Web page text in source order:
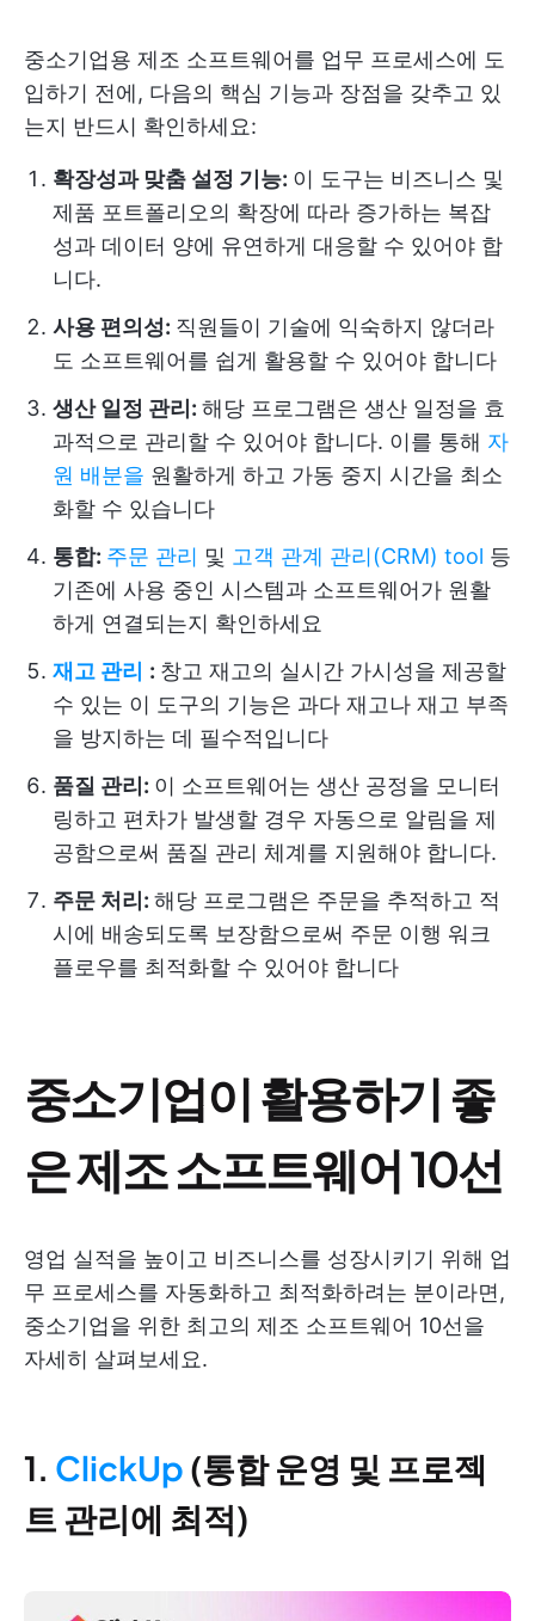
중소기업용 제조 소프트웨어를 업무 프로세스에 도
입하기 전에, 다음의 핵심 기능과 장점을 갖추고 있
는지 반드시 확인하세요:
확장성과 맞춤 설정 기능: 이 도구는 비즈니스 및
제품 포트폴리오의 확장에 따라 증가하는 복잡
성과 데이터 양에 유연하게 대응할 수 있어야 합
니다.
사용 편의성: 직원들이 기술에 익숙하지 않더라
도 소프트웨어를 쉽게 활용할 수 있어야 합니다
생산 일정 관리: 해당 프로그램은 생산 일정을 효
과적으로 관리할 수 있어야 합니다. 이를 통해 자
원 배분을 원활하게 하고 가동 중지 시간을 최소
화할 수 있습니다
통합: 주문 관리 및 고객 관계 관리(CRM) tool 등
기존에 사용 중인 시스템과 소프트웨어가 원활
하게 연결되는지 확인하세요
재고 관리 : 창고 재고의 실시간 가시성을 제공할
수 있는 이 도구의 기능은 과다 재고나 재고 부족
을 방지하는 데 필수적입니다
품질 관리: 이 소프트웨어는 생산 공정을 모니터
링하고 편차가 발생할 경우 자동으로 알림을 제
공함으로써 품질 관리 체계를 지원해야 합니다.
주문 처리: 해당 프로그램은 주문을 추적하고 적
시에 배송되도록 보장함으로써 주문 이행 워크
플로우를 최적화할 수 있어야 합니다
중소기업이 활용하기 좋
은 제조 소프트웨어 10선
영업 실적을 높이고 비즈니스를 성장시키기 위해 업
무 프로세스를 자동화하고 최적화하려는 분이라면,
중소기업을 위한 최고의 제조 소프트웨어 10선을
자세히 살펴보세요.
1. ClickUp (통합 운영 및 프로젝
트 관리에 최적)